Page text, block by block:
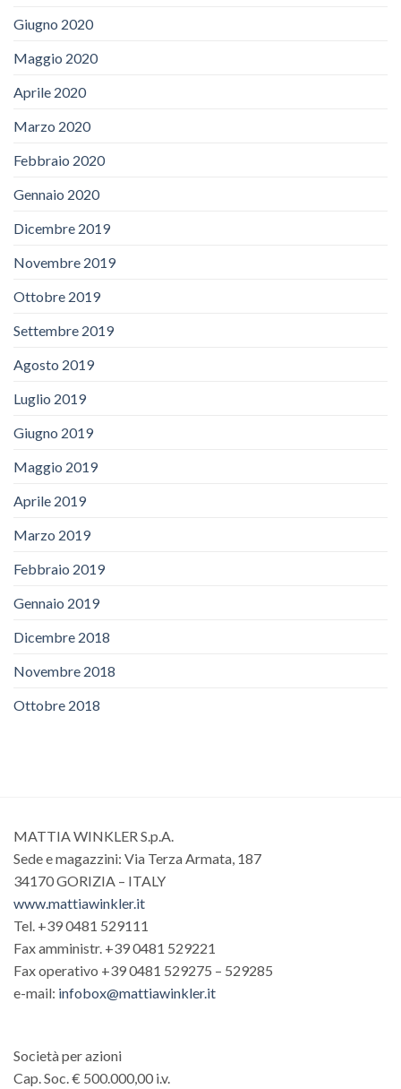
Giugno 2020
Maggio 2020
Aprile 2020
Marzo 2020
Febbraio 2020
Gennaio 2020
Dicembre 2019
Novembre 2019
Ottobre 2019
Settembre 2019
Agosto 2019
Luglio 2019
Giugno 2019
Maggio 2019
Aprile 2019
Marzo 2019
Febbraio 2019
Gennaio 2019
Dicembre 2018
Novembre 2018
Ottobre 2018
MATTIA WINKLER S.p.A.
Sede e magazzini: Via Terza Armata, 187
34170 GORIZIA – ITALY
www.mattiawinkler.it
Tel. +39 0481 529111
Fax amministr. +39 0481 529221
Fax operativo +39 0481 529275 – 529285
e-mail: infobox@mattiawinkler.it
Società per azioni
Cap. Soc. € 500.000,00 i.v.